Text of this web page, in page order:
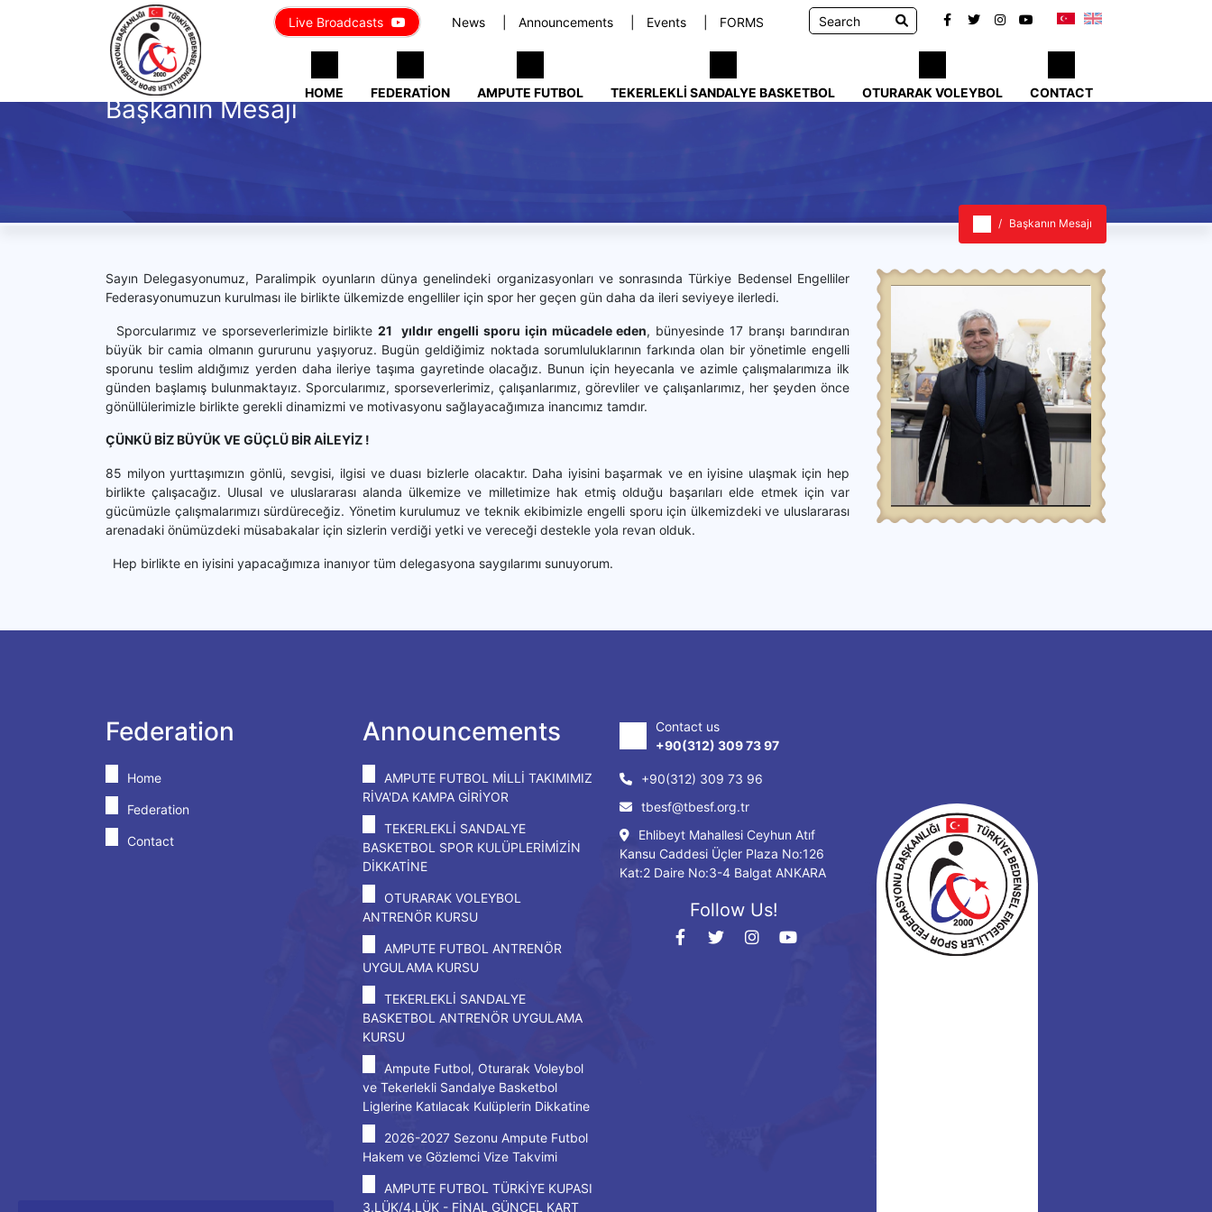
News Announcements Events FORMS
Live Broadcasts
HOME FEDERATION AMPUTE FUTBOL TEKERLEKLI SANDALYE BASKETBOL OTURARAK VOLEYBOL CONTACT
Başkanın Mesajı
Başkanın Mesajı
Sayın Delegasyonumuz, Paralimpik oyunların dünya genelindeki organizasyonları ve sonrasında Türkiye Bedensel Engelliler
Federasyonumuzun kurulması ile birlikte ülkemizde engelliler için spor her geçen gün daha da ileri seviyeye ilerledi.
Sporcularımız ve sporseverlerimizle birlikte21 yıldır engelli sporu için mücadele eden, bünyesinde 17 branşı barındıran
büyük bir camia olmanın gururunu yaşıyoruz. Bugün geldiğimiz noktada sorumluluklarının farkında olan bir yönetimle engelli
sporunu teslim aldığımız yerden daha ileriye taşıma gayretinde olacağız. Bunun için heyecanla ve azimle çalışmalarımıza ilk
günden başlamış bulunmaktayız. Sporcularımız, sporseverlerimiz, çalışanlarımız, görevliler ve çalışanlarımız, her şeyden önce
gönüllülerimizle birlikte gerekli dinamizmi ve motivasyonu sağlayacağımıza inancımız tamdır.
ÇÜNKÜ BİZ BÜYÜK VE GÜÇLÜ BİR AİLEYİZ !
85 milyon yurttaşımızın gönlü, sevgisi, ilgisi ve duası bizlerle olacaktır. Daha iyisini başarmak ve en iyisine ulaşmak için hep
birlikte çalışacağız. Ulusal ve uluslararası alanda ülkemize ve milletimize hak etmiş olduğu başarıları elde etmek için var
gücümüzle çalışmalarımızı sürdüreceğiz. Yönetim kurulumuz ve teknik ekibimizle engelli sporu için ülkemizdeki ve uluslararası
arenadaki önümüzdeki müsabakalar için sizlerin verdiği yetki ve vereceği destekle yola revan olduk.
Hep birlikte en iyisini yapacağımıza inanıyor tüm delegasyona saygılarımı sunuyorum.
Federation
Home
Federation
Contact
Announcements
AMPUTE FUTBOL MİLLİ TAKIMIMIZ
RİVA'DA KAMPA GİRİYOR
TEKERLEKLİ SANDALYE
BASKETBOL SPOR KULÜPLERİMİZİN
DİKKATİNE
OTURARAK VOLEYBOL
ANTRENÖR KURSU
AMPUTE FUTBOL ANTRENÖR
UYGULAMA KURSU
TEKERLEKLİ SANDALYE
BASKETBOL ANTRENÖR UYGULAMA
KURSU
Ampute Futbol, Oturarak Voleybol
ve Tekerlekli Sandalye Basketbol
Liglerine Katılacak Kulüplerin Dikkatine
2026-2027 Sezonu Ampute Futbol
Hakem ve Gözlemci Vize Takvimi
AMPUTE FUTBOL TÜRKİYE KUPASI
3.LÜK/4.LÜK - FİNAL GÜNCEL KART
Contact us
+90(312) 309 73 97
+90(312) 309 73 96
tbesf@tbesf.org.tr
Ehlibeyt Mahallesi Ceyhun Atıf
Kansu Caddesi Üçler Plaza No:126
Kat:2 Daire No:3-4 Balgat ANKARA
Follow Us!